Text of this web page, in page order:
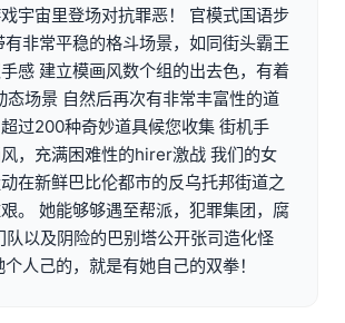
宇宙里登场对抗罪恶！ 官模式国语步
非常平稳的格斗场景，如同街头霸王
感 建立模画风数个组的出去色，有着
态场景 自然后再次有非常丰富性的道
过200种奇妙道具候您收集 街机手
，充满困难性的hirer激战 我们的女
在新鲜巴比伦都市的反乌托邦街道之
。 她能够够遇至帮派，犯罪集团，腐
队以及阴险的巴别塔公开张司造化怪
人己的，就是有她自己的双拳！